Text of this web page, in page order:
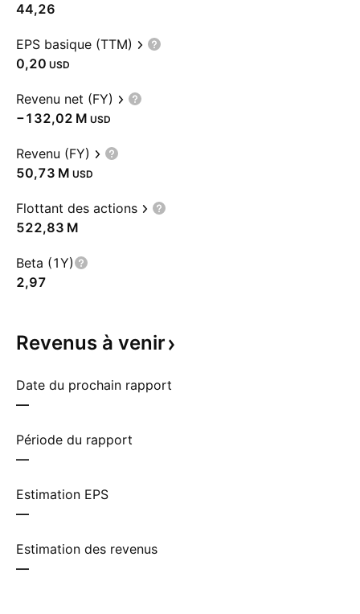
44,26
EPS basique (TTM)
0,20 USD
Revenu net (FY)
‪−132,02 M‬ USD
Revenu (FY)
‪50,73 M‬ USD
Flottant des actions
‪522,83 M‬
Beta (1Y)
2,97
Revenus à venir
Date du prochain rapport
—
Période du rapport
—
Estimation EPS
—
Estimation des revenus
—